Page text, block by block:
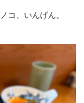
コ、いんげん。